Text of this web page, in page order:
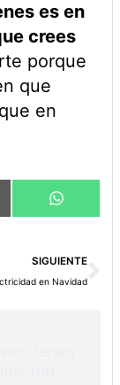
es en
crees
porque
que
en
en
SIGUIENTE
en Navidad